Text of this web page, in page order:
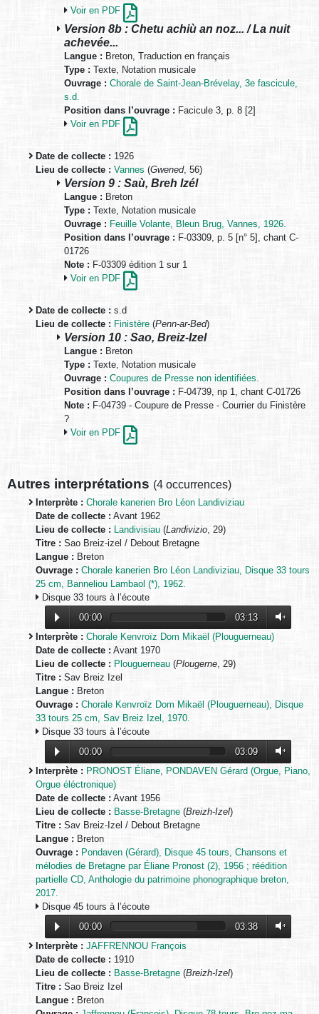
Voir en PDF
Version 8b : Chetu achiù an noz... / La nuit
achevée...
Langue : Breton, Traduction en français
Type : Texte, Notation musicale
Ouvrage : Chorale de Saint-Jean-Brévelay, 3e fascicule,
s.d.
Position dans l’ouvrage : Facicule 3, p. 8 [2]
Voir en PDF
Date de collecte : 1926
Lieu de collecte : Vannes (Gwened, 56)
Version 9 : Saù, Breh Izél
Langue : Breton
Type : Texte, Notation musicale
Ouvrage : Feuille Volante, Bleun Brug, Vannes, 1926.
Position dans l’ouvrage : F-03309, p. 5 [n° 5], chant C-
01726
Note : F-03309 édition 1 sur 1
Voir en PDF
Date de collecte : s.d
Lieu de collecte : Finistère (Penn-ar-Bed)
Version 10 : Sao, Breiz-Izel
Langue : Breton
Type : Texte, Notation musicale
Ouvrage : Coupures de Presse non identifiées.
Position dans l’ouvrage : F-04739, np 1, chant C-01726
Note : F-04739 - Coupure de Presse - Courrier du Finistère
?
Voir en PDF
Autres interprétations (4 occurrences)
Interprète : Chorale kanerien Bro Léon Landiviziau
Date de collecte : Avant 1962
Lieu de collecte : Landivisiau (Landivizio, 29)
Titre : Sao Breiz-izel / Debout Bretagne
Langue : Breton
Ouvrage : Chorale kanerien Bro Léon Landiviziau, Disque 33 tours
25 cm, Banneliou Lambaol (*), 1962.
Disque 33 tours à l’écoute
00:00
03:13
Interprète : Chorale Kenvroïz Dom Mikaël (Plouguerneau)
Date de collecte : Avant 1970
Lieu de collecte : Plouguerneau (Plougerne, 29)
Titre : Sav Breiz Izel
Langue : Breton
Ouvrage : Chorale Kenvroïz Dom Mikaël (Plouguerneau), Disque
33 tours 25 cm, Sav Breiz Izel, 1970.
Disque 33 tours à l’écoute
00:00
03:09
Interprète : PRONOST Éliane, PONDAVEN Gérard (Orgue, Piano,
Orgue éléctronique)
Date de collecte : Avant 1956
Lieu de collecte : Basse-Bretagne (Breizh-Izel)
Titre : Sav Breiz-Izel / Debout Bretagne
Langue : Breton
Ouvrage : Pondaven (Gérard), Disque 45 tours, Chansons et
mélodies de Bretagne par Éliane Pronost (2), 1956 ; réédition
partielle CD, Anthologie du patrimoine phonographique breton,
2017.
Disque 45 tours à l’écoute
00:00
03:38
Interprète : JAFFRENNOU François
Date de collecte : 1910
Lieu de collecte : Basse-Bretagne (Breizh-Izel)
Titre : Sao Breiz Izel
Langue : Breton